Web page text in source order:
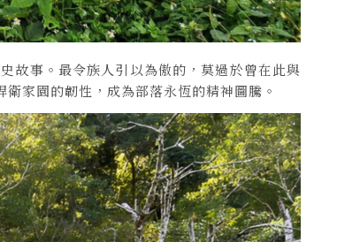
故事。最令族人引以為傲的，莫過於曾在此與
家園的韌性，成為部落永恆的精神圖騰。